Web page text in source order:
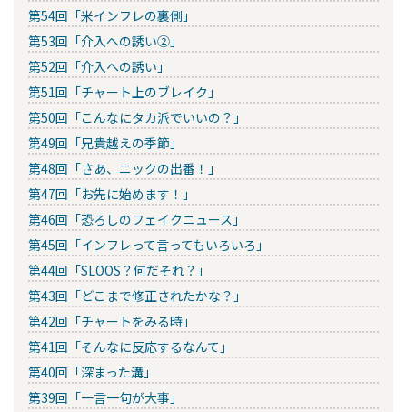
第54回「米インフレの裏側」
第53回「介入への誘い②」
第52回「介入への誘い」
第51回「チャート上のブレイク」
第50回「こんなにタカ派でいいの？」
第49回「兄貴越えの季節」
第48回「さあ、ニックの出番！」
第47回「お先に始めます！」
第46回「恐ろしのフェイクニュース」
第45回「インフレって言ってもいろいろ」
第44回「SLOOS？何だそれ？」
第43回「どこまで修正されたかな？」
第42回「チャートをみる時」
第41回「そんなに反応するなんて」
第40回「深まった溝」
第39回「一言一句が大事」